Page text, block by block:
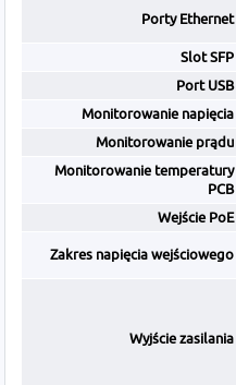
Porty Ethernet
Slot SFP
Port USB
Monitorowanie napięcia
Monitorowanie prądu
Monitorowanie temperatury
PCB
Wejście PoE
Zakres napięcia wejściowego
Wyjście zasilania